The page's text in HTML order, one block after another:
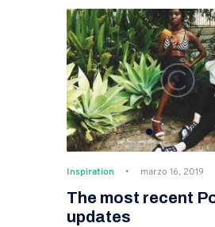
Inspiration marzo 16, 2019
The most recent
updates